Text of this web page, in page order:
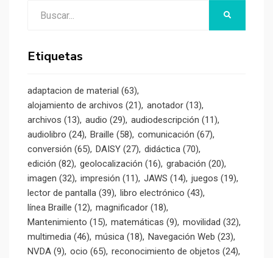
Etiquetas
adaptacion de material (63)
alojamiento de archivos (21) anotador (13)
archivos (13) audio (29) audiodescripción (11)
audiolibro (24) Braille (58) comunicación (67)
conversión (65) DAISY (27) didáctica (70)
edición (82) geolocalización (16) grabación (20)
imagen (32) impresión (11) JAWS (14) juegos (19)
lector de pantalla (39) libro electrónico (43)
línea Braille (12) magnificador (18)
Mantenimiento (15) matemáticas (9) movilidad (32)
multimedia (46) música (18) Navegación Web (23)
NVDA (9) ocio (65) reconocimiento de objetos (24)